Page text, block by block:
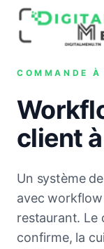
COMMANDE À
client
Un système de
avec
restaurant. Le
confirme, la